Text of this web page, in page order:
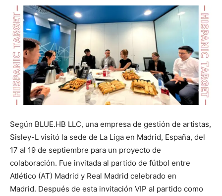
Según BLUE.HB LLC, una empresa de gestión de artistas,
Sisley-L visitó la sede de La Liga en Madrid, España, del
17 al 19 de septiembre para un proyecto de
colaboración. Fue invitada al partido de fútbol entre
Atlético (AT) Madrid y Real Madrid celebrado en
Madrid. Después de esta invitación VIP al partido como